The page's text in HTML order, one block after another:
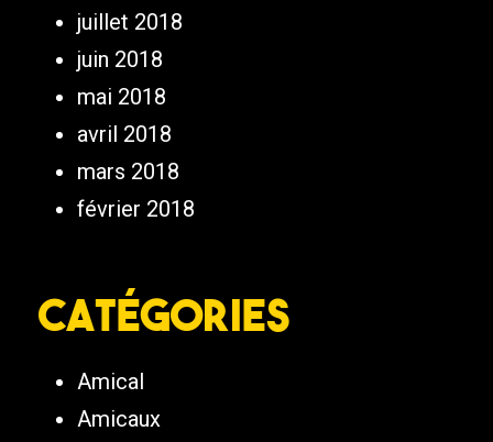
juillet 2018
juin 2018
mai 2018
avril 2018
mars 2018
février 2018
Catégories
Amical
Amicaux